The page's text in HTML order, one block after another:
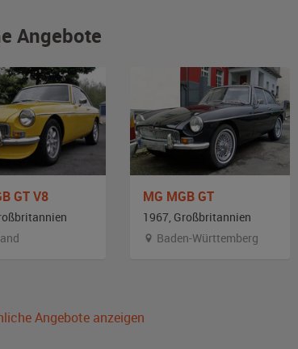
Angebote
GT V8 MG MGB GT
1967, Großbritannien
Baden-Württemberg
Angebote anzeigen